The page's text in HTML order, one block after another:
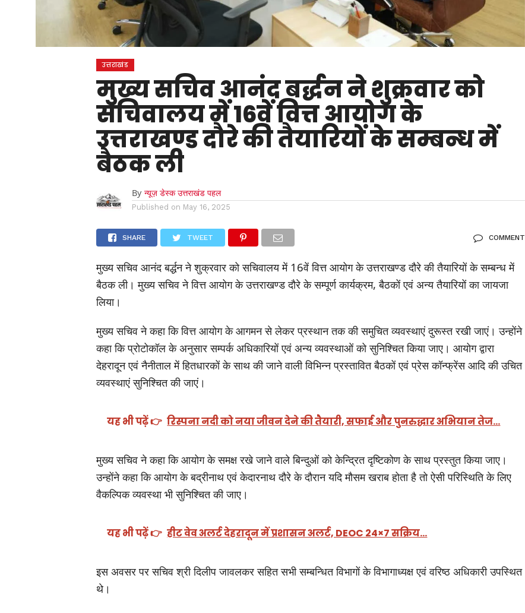
उत्तराखंड
मुख्य सचिव आनंद बर्द्धन ने शुक्रवार को
सचिवालय में 16वें वित्त आयोग के
उत्तराखण्ड दौरे की तैयारियों के सम्बन्ध में
बैठक ली
By न्यूज़ डेस्क उत्तराखंड पहल
Published on May 16, 2025
SHARE TWEET COMMENT
मुख्य सचिव आनंद बर्द्धन ने शुक्रवार को सचिवालय में 16वें वित्त आयोग के उत्तराखण्ड दौरे की तैयारियों के सम्बन्ध में
बैठक ली। मुख्य सचिव ने वित्त आयोग के उत्तराखण्ड दौरे के सम्पूर्ण कार्यक्रम, बैठकों एवं अन्य तैयारियों का जायजा
लिया।
मुख्य सचिव ने कहा कि वित्त आयोग के आगमन से लेकर प्रस्थान तक की समुचित व्यवस्थाएं दुरूस्त रखी जाएं। उन्होंने
कहा कि प्रोटोकॉल के अनुसार सम्पर्क अधिकारियों एवं अन्य व्यवस्थाओं को सुनिश्चित किया जाए। आयोग द्वारा
देहरादून एवं नैनीताल में हितधारकों के साथ की जाने वाली विभिन्न प्रस्तावित बैठकों एवं प्रेस कॉन्फ्रेंस आदि की उचित
व्यवस्थाएं सुनिश्चित की जाएं।
यह भी पढ़ें 👉 रिस्पना नदी को नया जीवन देने की तैयारी, सफाई और पुनरुद्धार अभियान तेज…
मुख्य सचिव ने कहा कि आयोग के समक्ष रखे जाने वाले बिन्दुओं को केन्द्रित दृष्टिकोण के साथ प्रस्तुत किया जाए।
उन्होंने कहा कि आयोग के बद्रीनाथ एवं केदारनाथ दौरे के दौरान यदि मौसम खराब होता है तो ऐसी परिस्थिति के लिए
वैकल्पिक व्यवस्था भी सुनिश्चित की जाए।
यह भी पढ़ें 👉 हीट वेव अलर्ट देहरादून में प्रशासन अलर्ट, DEOC 24×7 सक्रिय…
इस अवसर पर सचिव श्री दिलीप जावलकर सहित सभी सम्बन्धित विभागों के विभागाध्यक्ष एवं वरिष्ठ अधिकारी उपस्थित
थे।